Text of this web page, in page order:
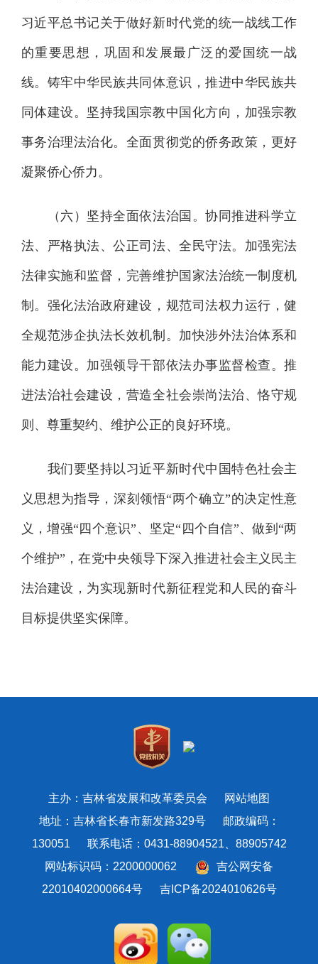
习近平总书记关于做好新时代党的统一战线工作
的重要思想，巩固和发展最广泛的爱国统一战
线。铸牢中华民族共同体意识，推进中华民族共
同体建设。坚持我国宗教中国化方向，加强宗教
事务治理法治化。全面贯彻党的侨务政策，更好
凝聚侨心侨力。
（六）坚持全面依法治国。协同推进科学立
法、严格执法、公正司法、全民守法。加强宪法
法律实施和监督，完善维护国家法治统一制度机
制。强化法治政府建设，规范司法权力运行，健
全规范涉企执法长效机制。加快涉外法治体系和
能力建设。加强领导干部依法办事监督检查。推
进法治社会建设，营造全社会崇尚法治、恪守规
则、尊重契约、维护公正的良好环境。
我们要坚持以习近平新时代中国特色社会主
义思想为指导，深刻领悟“两个确立”的决定性意
义，增强“四个意识”、坚定“四个自信”、做到“两
个维护”，在党中央领导下深入推进社会主义民主
法治建设，为实现新时代新征程党和人民的奋斗
目标提供坚实保障。
主办：吉林省发展和改革委员会
网站地图
地址：吉林省长春市新发路329号 邮政编码：
130051 联系电话：0431-88904521、88905742
网站标识码：2200000062
吉公网安备
22010402000664号
吉ICP备2024010626号